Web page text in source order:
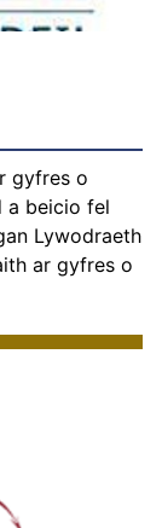
gyfres o
a beicio fel
Lywodraeth
ar gyfres o